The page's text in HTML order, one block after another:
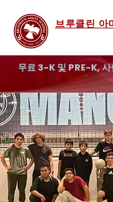
브루클린 아
무료 3-K 및 PRE-K,